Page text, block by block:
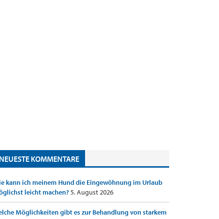
NEUESTE KOMMENTARE
kann ich meinem Hund die Eingewöhnung im Urlaub
leicht machen?5. August 2026
Möglichkeiten gibt es zur Behandlung von starkem